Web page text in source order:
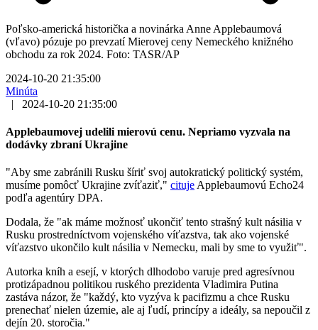
Poľsko-americká historička a novinárka Anne Applebaumová
(vľavo) pózuje po prevzatí Mierovej ceny Nemeckého knižného
obchodu za rok 2024. Foto: TASR/AP
2024-10-20 21:35:00
Minúta
|
2024-10-20 21:35:00
Applebaumovej udelili mierovú cenu. Nepriamo vyzvala na
dodávky zbraní Ukrajine
"Aby sme zabránili Rusku šíriť svoj autokratický politický systém,
musíme pomôcť Ukrajine zvíťaziť," citujeApplebaumovú Echo24
podľa agentúry DPA.
Dodala, že "ak máme možnosť ukončiť tento strašný kult násilia v
Rusku prostredníctvom vojenského víťazstva, tak ako vojenské
víťazstvo ukončilo kult násilia v Nemecku, mali by sme to využiť".
Autorka kníh a esejí, v ktorých dlhodobo varuje pred agresívnou
protizápadnou politikou ruského prezidenta Vladimira Putina
zastáva názor, že "každý, kto vyzýva k pacifizmu a chce Rusku
prenechať nielen územie, ale aj ľudí, princípy a ideály, sa nepoučil z
dejín 20. storočia."